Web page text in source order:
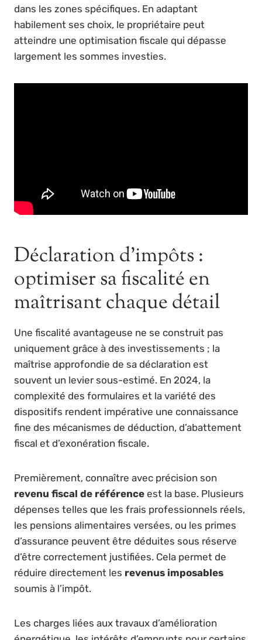
dans les zones spécifiques. En adaptant
habilement ses choix, le propriétaire peut
atteindre une optimisation fiscale qui dépasse
largement les sommes investies.
Déclaration d’impôts :
optimiser sa fiscalité en
maîtrisant chaque détail
Une fiscalité avantageuse ne se construit pas
uniquement grâce à des investissements ; la
maîtrise approfondie de sa déclaration est
souvent un levier sous-estimé. En 2024, la
complexité des formulaires et la variété des
dispositifs rendent impérative une connaissance
fine des mécanismes de déduction, d’abattement
fiscal et d’exonération fiscale.
Premièrement, connaître avec précision son
revenu fiscal de référence est la base. Plusieurs
dépenses telles que les frais professionnels réels,
les pensions alimentaires versées, ou les primes
d’assurance peuvent être déduites sous réserve
d’être correctement justifiées. Cela permet de
réduire directement les revenus imposables
soumis à l’impôt.
Les charges liées aux travaux d’amélioration